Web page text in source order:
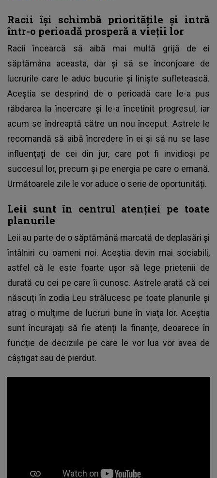
Racii își schimbă prioritățile și intră
într-o perioadă prosperă a vieții lor
Racii încearcă să aibă mai multă grijă de ei
săptămâna aceasta, dar și să se înconjoare de
lucrurile care le aduc bucurie și liniște sufletească.
Aceștia se desprind de o perioadă care le-a pus
răbdarea la încercare și le-a încetinit progresul, iar
acum se îndreaptă către un nou început. Astrele le
recomandă să aibă încredere în ei și să nu se lase
influențați de cei din jur, care pot fi invidioși pe
succesul lor, precum și pe energia pe care o emană.
Următoarele zile le vor aduce o serie de oportunități.
Leii sunt în centrul atenției pe toate
planurile
Leii au parte de o săptămână marcată de deplasări și
întâlniri cu oameni noi. Aceștia devin mai sociabili,
astfel că le este foarte ușor să lege prietenii de
durată cu cei pe care îi cunosc. Astrele arată că cei
născuți în zodia Leu strălucesc pe toate planurile și
atrag o mulțime de lucruri bune în viața lor. Aceștia
sunt încurajați să fie atenți la finanțe, deoarece în
funcție de deciziile pe care le vor lua vor avea de
câștigat sau de pierdut.